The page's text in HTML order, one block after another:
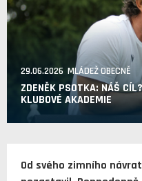
29.06.2026 MLÁDEŽ OBECNĚ
ZDENĚK PSOTKA: NÁŠ
KLUBOVÉ AKADEMIE
Od svého zimního